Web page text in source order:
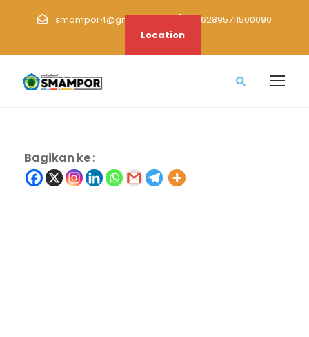
smampor4@gmail.com
+62895711500090
Location
Bagikan ke :